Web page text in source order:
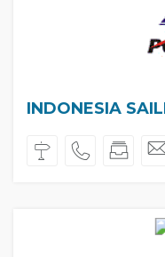
INDONESIA